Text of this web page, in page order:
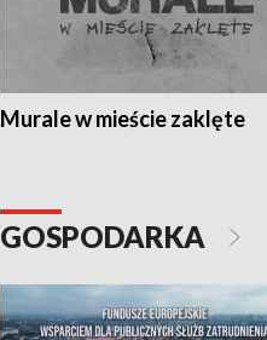
Murale w mieście zaklęte
GOSPODARKA